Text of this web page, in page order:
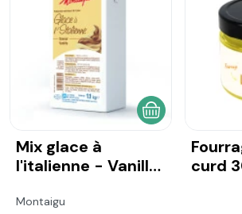
Mix glace à
l'italienne - Vanille
Montaigu
AJOUTER AU
curd